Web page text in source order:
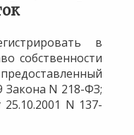
в
собственности
Закона N 218-ФЗ;
N 137-